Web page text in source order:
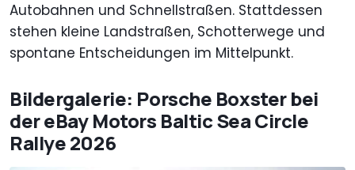
Autobahnen und Schnellstraßen. Stattdessen
stehen kleine Landstraßen, Schotterwege und
spontane Entscheidungen im Mittelpunkt.
Bildergalerie: Porsche Boxster bei
der eBay Motors Baltic Sea Circle
Rallye 2026